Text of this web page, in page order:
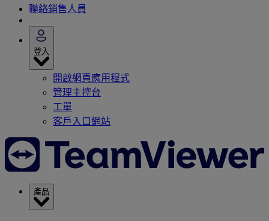
聯絡銷售人員
登入
開啟網頁應用程式
管理主控台
工單
客戶入口網站
產品